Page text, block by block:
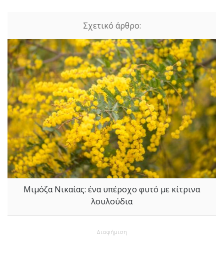
Μιμόζα Νικαίας: ένα υπέροχο φυτό με κίτρινα
λουλούδια
Διαφήμιση